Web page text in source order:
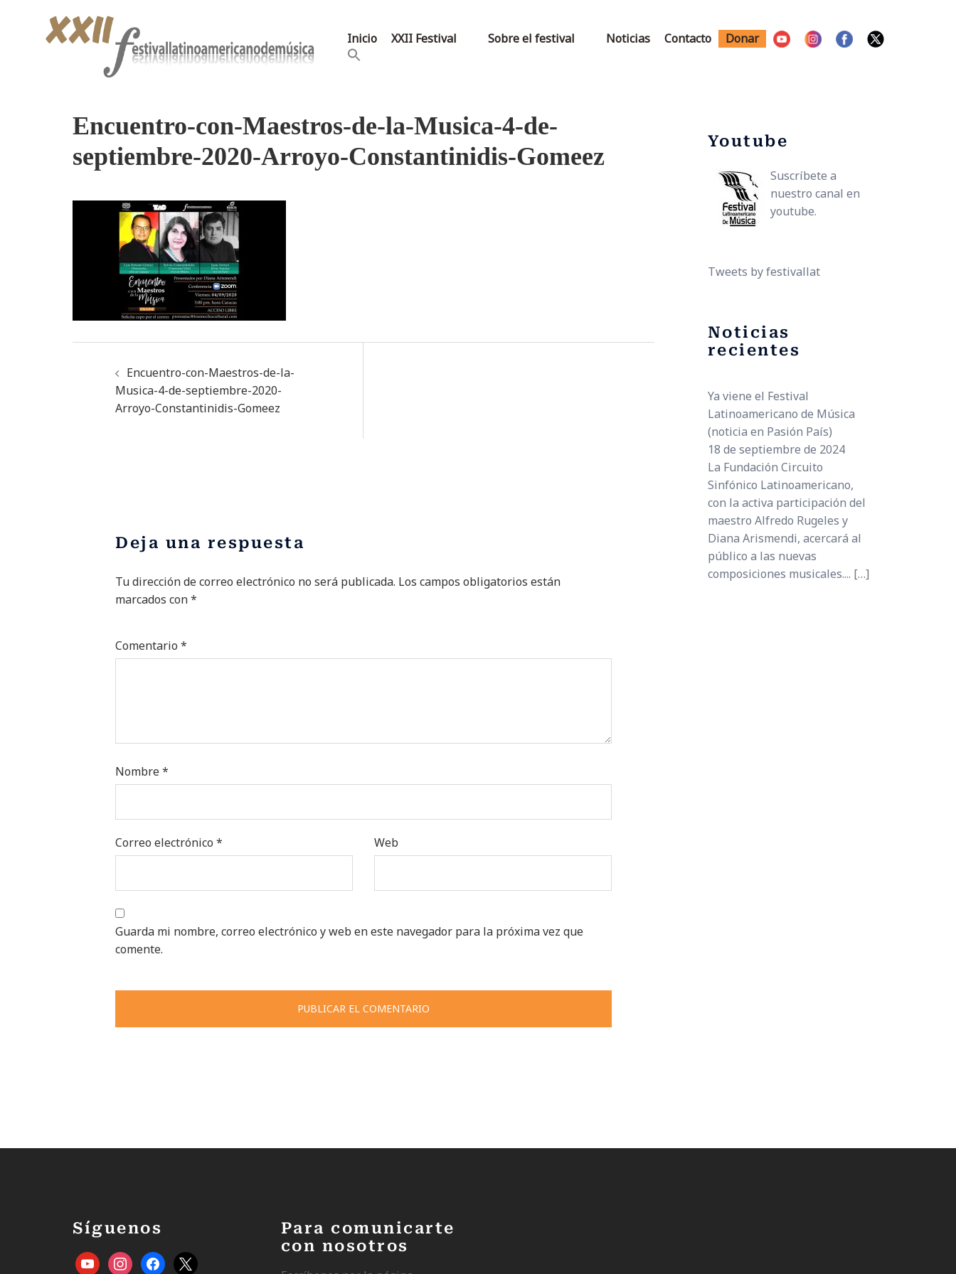
Inicio XXII Festival Sobre el festival Noticias Contacto Donar
Encuentro-con-Maestros-de-la-Musica-4-de-
septiembre-2020-Arroyo-Constantinidis-Gomeez
Encuentro-con-Maestros-de-la-
Musica-4-de-septiembre-2020-
Arroyo-Constantinidis-Gomeez
Deja una respuesta
Tu dirección de correo electrónico no será publicada. Los campos obligatorios están
marcados con*
Comentario *
Nombre*
Correo electrónico * Web
Guarda mi nombre, correo electrónico y web en este navegador para la próxima vez que
comente.
Alternative:
Youtube
Suscríbete a
nuestro canal en
youtube.
Tweets by festivallat
Noticias
recientes
Ya viene el Festival
Latinoamericano de Música
(noticia en Pasión País)
18 de septiembre de 2024
La Fundación Circuito
Sinfónico Latinoamericano,
con la activa participación del
maestro Alfredo Rugeles y
Diana Arismendi, acercará al
público a las nuevas
composiciones musicales.... […]
Síguenos
Para comunicarte
con nosotros